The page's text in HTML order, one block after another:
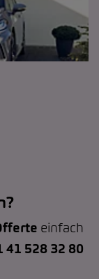
einfach
41 528 32 80